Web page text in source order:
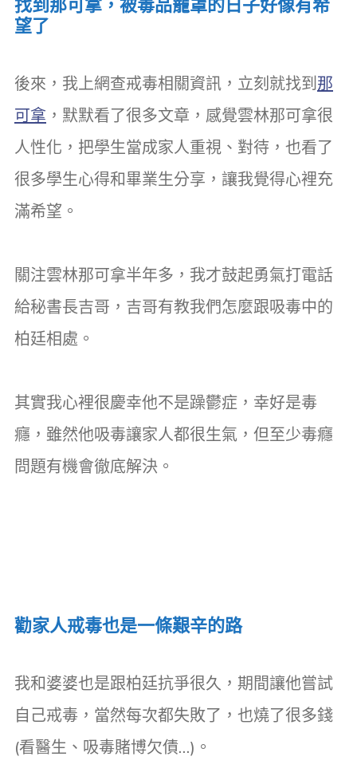
望了
後來，我上網查戒毒相關資訊，立刻就找到那
可拿 ，默默看了很多文章，感覺雲林那可拿很
人性化，把學生當成家人重視、對待，也看了
很多學生心得和畢業生分享，讓我覺得心裡充
滿希望。
關注雲林那可拿半年多，我才鼓起勇氣打電話
給秘書長吉哥，吉哥有教我們怎麼跟吸毒中的
柏廷相處。
其實我心裡很慶幸他不是躁鬱症，幸好是毒
癮，雖然他吸毒讓家人都很生氣，但至少毒癮
問題有機會徹底解決。
勸家人戒毒也是一條艱辛的路
我和婆婆也是跟柏廷抗爭很久，期間讓他嘗試
自己戒毒，當然每次都失敗了，也燒了很多錢
(看醫生、吸毒賭博欠債…)。